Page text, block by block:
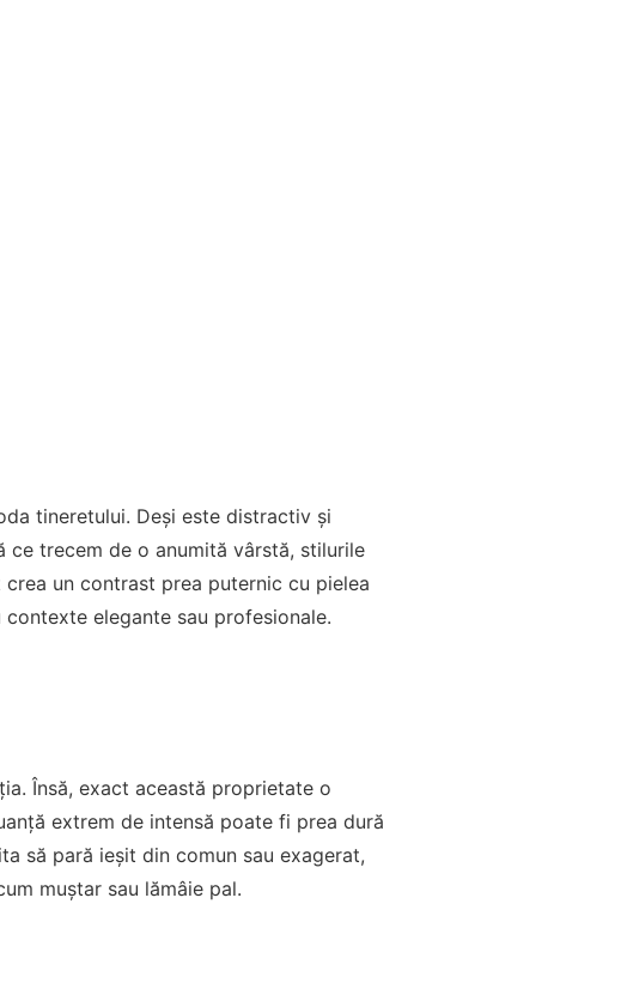
tineretului. Deși este distractiv și
ce trecem de o anumită vârstă, stilurile
un contrast prea puternic cu pielea
elegante sau profesionale.
Însă, exact această proprietate o
extrem de intensă poate fi prea dură
să pară ieșit din comun sau exagerat,
muștar sau lămâie pal.